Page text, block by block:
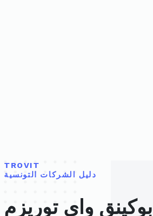
TROVIT
دليل الشركات التونسية
واي توريزم